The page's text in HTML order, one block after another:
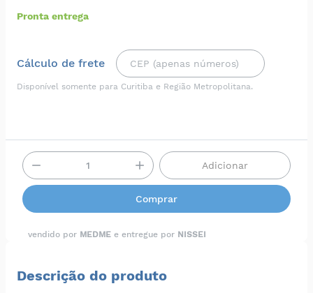
Pronta entrega
Cálculo de frete
Disponível somente para Curitiba e Região Metropolitana.
Adicionar
Comprar
vendido por MEDME e entregue por NISSEI
Descrição do produto